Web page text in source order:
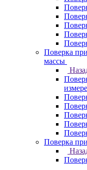
Поверка
массы
Поверка